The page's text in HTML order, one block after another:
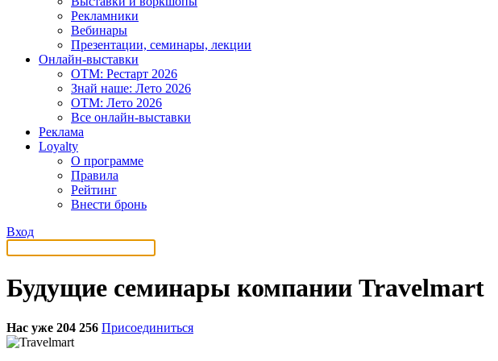
Рекламники
Вебинары
Презентации, семинары, лекции
Онлайн-выставки
OTM: Рестарт 2026
Знай наше: Лето 2026
OTM: Лето 2026
Все онлайн-выставки
Реклама
Loyalty
О программе
Правила
Рейтинг
Внести бронь
Вход
Будущие семинары компании Travelmart
Нас уже 204 256 Присоединиться